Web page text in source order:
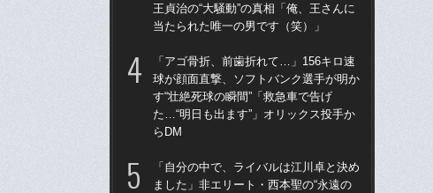
王貞治の“大騒動”の真相「俺、王さんに
当たられた唯一の男です（笑）」
「アゴ骨折、前歯折れて…」156キロ速
球が顔面直撃、ソフトバンク選手が明か
す“壮絶死球の瞬間”「救急車で告げ
た…“明日も出ます”」オリックス投手か
らDM
「自分の中で、ライバルは江川卓と決め
ました」非エリート・西本聖の“永遠の